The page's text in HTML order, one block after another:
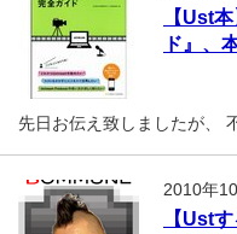
【Ust
ド』、
先日お伝え致しましたが、
2010年
【Ust